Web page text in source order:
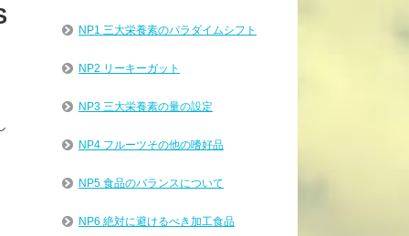
NP1 三大栄養素のパラダイムシフト
NP2 リーキーガット
NP3 三大栄養素の量の設定
NP4 フルーツその他の嗜好品
NP5 食品のバランスについて
NP6 絶対に避けるべき加工食品